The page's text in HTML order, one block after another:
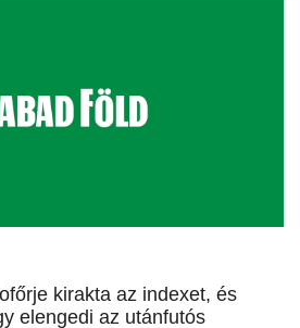
kirakta az indexet, és
elengedi az utánfutós